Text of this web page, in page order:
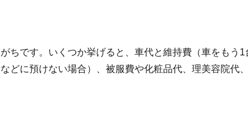
ちです。いくつか挙げると、車代と維持費（車をもう1
どに預けない場合）、被服費や化粧品代、理美容院代